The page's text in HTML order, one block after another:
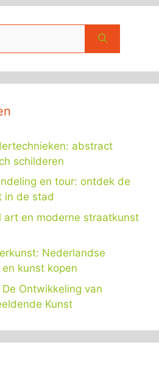
abstract
schilderen
en tour: ontdek de
in de stad
art en moderne straatkunst
Nederlandse
kunst kopen
Ontwikkeling van
Kunst